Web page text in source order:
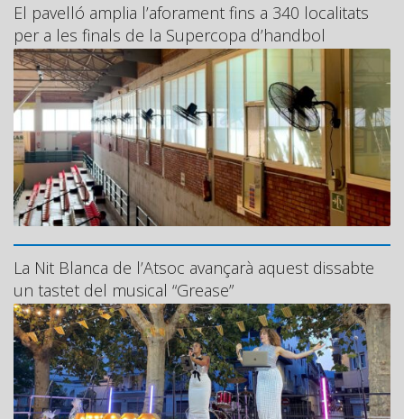
El pavelló amplia l’aforament fins a 340 localitats
per a les finals de la Supercopa d’handbol
La Nit Blanca de l’Atsoc avançarà aquest dissabte
un tastet del musical “Grease”